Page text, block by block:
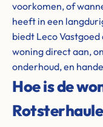
voorkomen, of
heeft in een
biedt Leco
woning direct aan,
onderhoud, en
Hoe is de